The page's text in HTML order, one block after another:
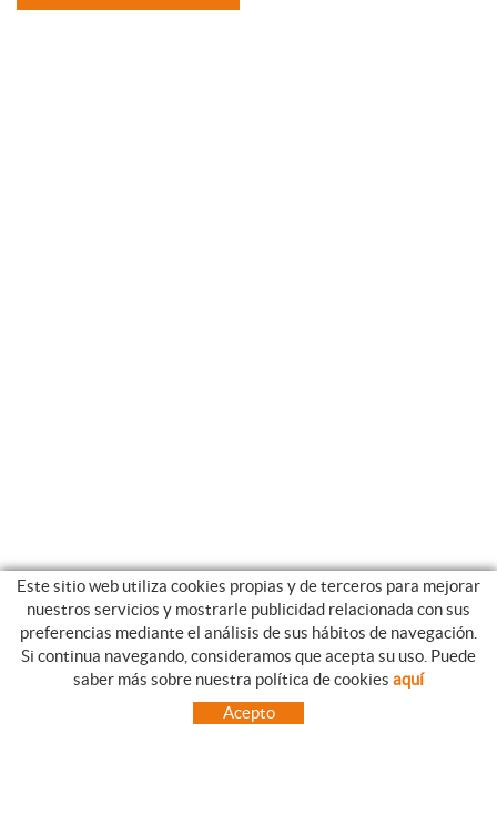
GUIA DE COMPRA
COMO REALIZAR SUS PEDIDOS
PREGUNTAS FRECUENTES
Este sitio web utiliza cookies propias y de terceros para mejorar
nuestros servicios y mostrarle publicidad relacionada con sus
preferencias mediante el análisis de sus hábitos de navegación.
Si continua navegando, consideramos que acepta su uso. Puede
saber más sobre nuestra política de cookies aquí
Acepto